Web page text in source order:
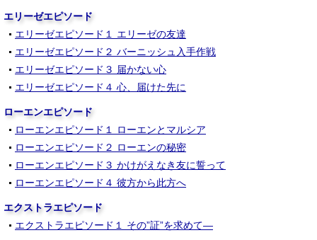
エリーゼエピソード
エリーゼエピソード１ エリーゼの友達
エリーゼエピソード２ バーニッシュ入手作戦
エリーゼエピソード３ 届かない心
エリーゼエピソード４ 心、届けた先に
ローエンエピソード
ローエンエピソード１ ローエンとマルシア
ローエンエピソード２ ローエンの秘密
ローエンエピソード３ かけがえなき友に誓って
ローエンエピソード４ 彼方から此方へ
エクストラエピソード
エクストラエピソード１ その”証”を求めて―